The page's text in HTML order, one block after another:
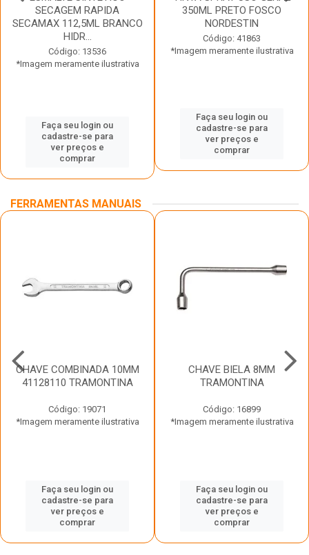
SECAGEM RAPIDA
SECAMAX 112,5ML BRANCO
HIDR...
Código: 13536
*Imagem meramente ilustrativa
Faça seu login ou
cadastre-se para
ver preços e
comprar
350ML PRETO FOSCO
NORDESTIN
Código: 41863
*Imagem meramente ilustrativa
Faça seu login ou
cadastre-se para
ver preços e
comprar
FERRAMENTAS MANUAIS
CHAVE COMBINADA 10MM
41128110 TRAMONTINA
Código: 19071
*Imagem meramente ilustrativa
Faça seu login ou
cadastre-se para
ver preços e
comprar
CHAVE BIELA 8MM
TRAMONTINA
Código: 16899
*Imagem meramente ilustrativa
Faça seu login ou
cadastre-se para
ver preços e
comprar